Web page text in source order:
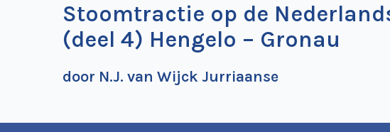
Stoomtractie op de
(deel 4) Hengelo – Gronau
door N.J. van Wijck Jurriaanse